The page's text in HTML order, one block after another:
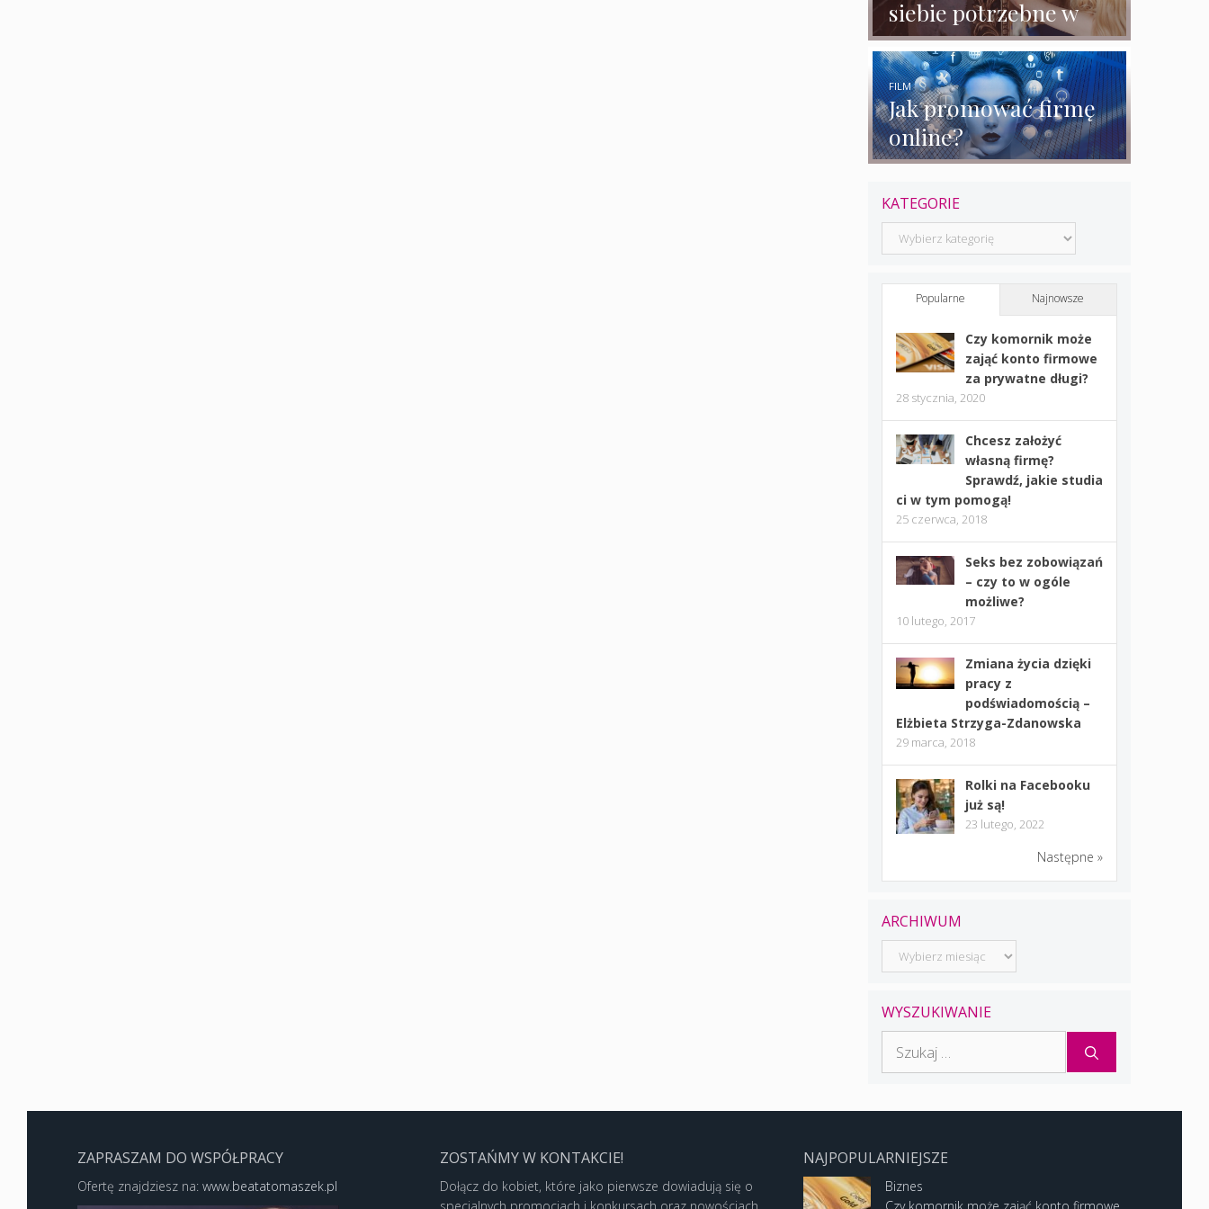
siebie potrzebne w
biznesie?
Jak promować firmę
online?
FILM
KATEGORIE
Kategorie
Popularne Najnowsze
Czy komornik może
zająć konto firmowe
za prywatne długi?
28 stycznia, 2020
Chcesz założyć
własną firmę?
Sprawdź, jakie studia
ci w tym pomogą!
25 czerwca, 2018
Seks bez zobowiązań
– czy to w ogóle
możliwe?
10 lutego, 2017
Zmiana życia dzięki
pracy z
podświadomością –
Elżbieta Strzyga-Zdanowska
29 marca, 2018
Rolki na Facebooku
już są!
23 lutego, 2022
Następne »
ARCHIWUM
Archiwum
WYSZUKIWANIE
ZAPRASZAM DO WSPÓŁPRACY
Ofertę znajdziesz na: www.beatatomaszek.pl
ZOSTAŃMY W KONTAKCIE!
Dołącz do kobiet, które jako pierwsze dowiadują się o
NAJPOPULARNIEJSZE
Biznes